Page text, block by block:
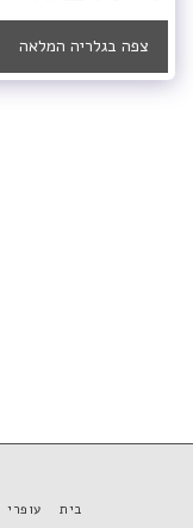
צפה בגלריה המלאה
בית עופרי